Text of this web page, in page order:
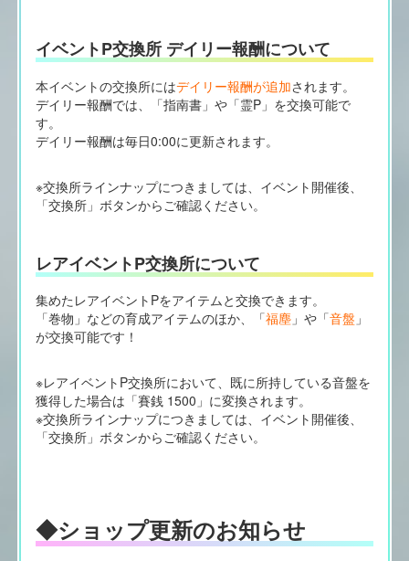
イベントP交換所 デイリー報酬について
本イベントの交換所にはデイリー報酬が追加されます。
デイリー報酬では、「指南書」や「霊P」を交換可能で
す。
デイリー報酬は毎日0:00に更新されます。
※交換所ラインナップにつきましては、イベント開催後、
「交換所」ボタンからご確認ください。
レアイベントP交換所について
集めたレアイベントPをアイテムと交換できます。
「巻物」などの育成アイテムのほか、「福塵」や「音盤 」
が交換可能です！
※レアイベントP交換所において、既に所持している音盤を
獲得した場合は「賽銭 1500」に変換されます。
※交換所ラインナップにつきましては、イベント開催後、
「交換所」ボタンからご確認ください。
◆ショップ更新のお知らせ